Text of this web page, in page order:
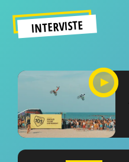
INTERVISTE